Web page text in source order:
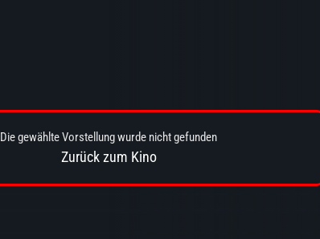
Die gewählte Vorstellung wurde nicht gefunden
Zurück zum Kino